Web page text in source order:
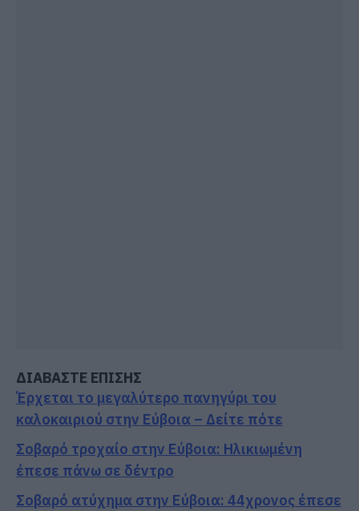
ΔΙΑΒΑΣΤΕ ΕΠΙΣΗΣ
Έρχεται το μεγαλύτερο πανηγύρι του
καλοκαιριού στην Εύβοια – Δείτε πότε
Σοβαρό τροχαίο στην Εύβοια: Ηλικιωμένη
έπεσε πάνω σε δέντρο
Σοβαρό ατύχημα στην Εύβοια: 44χρονος έπεσε